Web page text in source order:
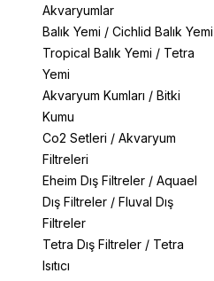
Akvaryumlar
Balık Yemi / Cichlid Balık Yemi
Tropical Balık Yemi / Tetra
Yemi
Akvaryum Kumları / Bitki
Kumu
Co2 Setleri / Akvaryum
Filtreleri
Eheim Dış Filtreler / Aquael
Dış Filtreler / Fluval Dış
Filtreler
Tetra Dış Filtreler / Tetra
Isıtıcı